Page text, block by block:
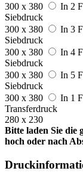
300 x 380
In 2
Siebdruck
300 x 380
In 3
Siebdruck
300 x 380
In 4
Siebdruck
300 x 380
In 5
Siebdruck
300 x 380
In 1
Transferdruck
280 x 230
Bitte laden Sie die
hoch oder nach